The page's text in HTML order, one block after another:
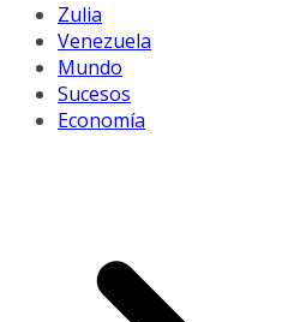
Zulia
Venezuela
Mundo
Sucesos
Economía